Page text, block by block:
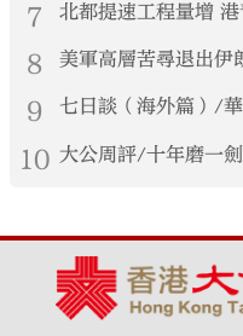
7 北都提速工程量增
8 美軍高層苦尋退出伊
9 七日談（海外篇）/
10 大公周評/十年磨一